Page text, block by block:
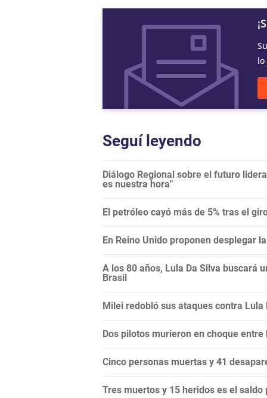
Seguí leyendo
Diálogo Regional sobre el futuro
es nuestra hora"
El petróleo cayó más de 5% tras el
En Reino Unido proponen desplegar
A los 80 años, Lula Da Silva buscará
Brasil
Milei redobló sus ataques contra
Dos pilotos murieron en choque
Cinco personas muertas y 41
Tres muertos y 15 heridos es el